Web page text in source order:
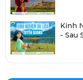
Kinh
- Sau